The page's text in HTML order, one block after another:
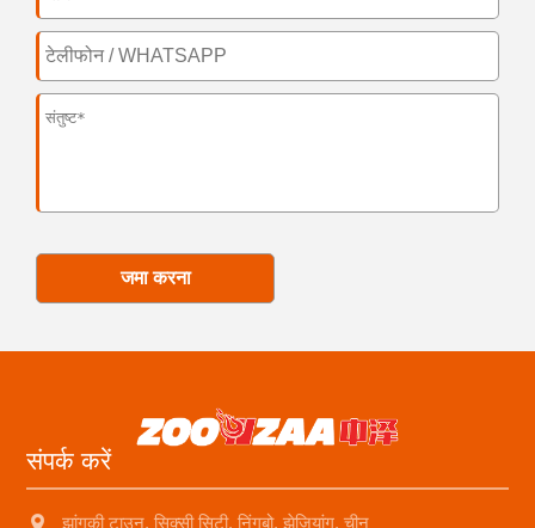
जमा करना
संपर्क करें
झांगकी टाउन, सिक्सी सिटी, निंगबो, झेजियांग, चीन